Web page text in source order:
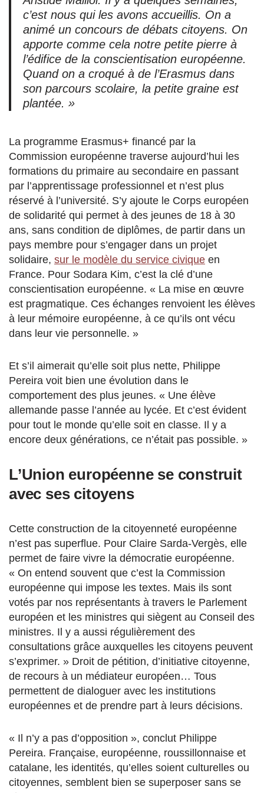
c’est nous qui les avons accueillis. On a
animé un concours de débats citoyens. On
apporte comme cela notre petite pierre à
l’édifice de la conscientisation européenne.
Quand on a croqué à de l’Erasmus dans
son parcours scolaire, la petite graine est
plantée. »
La programme Erasmus+ financé par la
Commission européenne traverse aujourd’hui les
formations du primaire au secondaire en passant
par l’apprentissage professionnel et n’est plus
réservé à l’université. S’y ajoute le Corps européen
de solidarité qui permet à des jeunes de 18 à 30
ans, sans condition de diplômes, de partir dans un
pays membre pour s’engager dans un projet
solidaire, sur le modèle du service civique en
France. Pour Sodara Kim, c’est la clé d’une
conscientisation européenne. « La mise en œuvre
est pragmatique. Ces échanges renvoient les élèves
à leur mémoire européenne, à ce qu’ils ont vécu
dans leur vie personnelle. »
Et s’il aimerait qu’elle soit plus nette, Philippe
Pereira voit bien une évolution dans le
comportement des plus jeunes. « Une élève
allemande passe l’année au lycée. Et c’est évident
pour tout le monde qu’elle soit en classe. Il y a
encore deux générations, ce n’était pas possible. »
L’Union européenne se construit
avec ses citoyens
Cette construction de la citoyenneté européenne
n’est pas superflue. Pour Claire Sarda-Vergès, elle
permet de faire vivre la démocratie européenne.
« On entend souvent que c’est la Commission
européenne qui impose les textes. Mais ils sont
votés par nos représentants à travers le Parlement
européen et les ministres qui siègent au Conseil des
ministres. Il y a aussi régulièrement des
consultations grâce auxquelles les citoyens peuvent
s’exprimer. » Droit de pétition, d’initiative citoyenne,
de recours à un médiateur européen… Tous
permettent de dialoguer avec les institutions
européennes et de prendre part à leurs décisions.
« Il n’y a pas d’opposition », conclut Philippe
Pereira. Française, européenne, roussillonnaise et
catalane, les identités, qu’elles soient culturelles ou
citoyennes, semblent bien se superposer sans se